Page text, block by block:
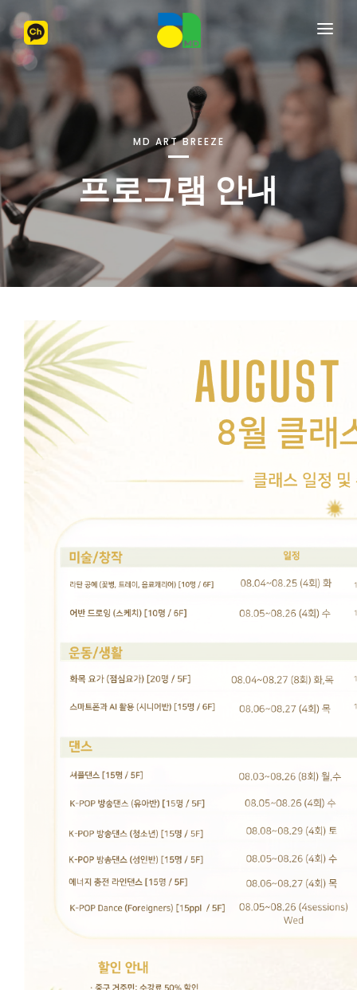
명동아트브리즈
수강신청
프로그램안내
대관안내
게시판
MD ART BREEZE
프로그램 안내